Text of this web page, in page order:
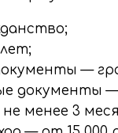
—
документы
менее 3